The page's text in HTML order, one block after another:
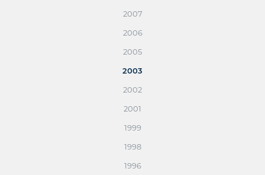
2007
2006
2005
2003
2002
2001
1999
1998
1996